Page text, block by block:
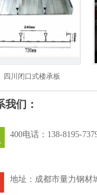
四川闭口式楼承板
我们：
400电话：138-8195-
地址：成都市量力钢材